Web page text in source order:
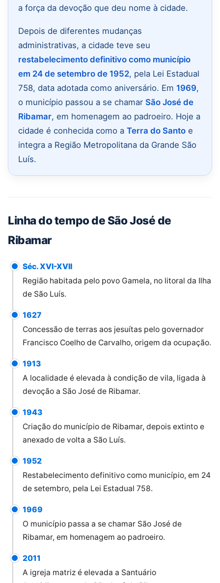
a força da devoção que deu nome à cidade.
Depois de diferentes mudanças
administrativas, a cidade teve seu
restabelecimento definitivo como município
em 24 de setembro de 1952, pela Lei Estadual
758, data adotada como aniversário. Em 1969,
o município passou a se chamar São José de
Ribamar, em homenagem ao padroeiro. Hoje a
cidade é conhecida como a Terra do Santo e
integra a Região Metropolitana da Grande São
Luís.
Linha do tempo de São José de
Ribamar
Séc. XVI-XVII
Região habitada pelo povo Gamela, no litoral da Ilha
de São Luís.
1627
Concessão de terras aos jesuítas pelo governador
Francisco Coelho de Carvalho, origem da ocupação.
1913
A localidade é elevada à condição de vila, ligada à
devoção a São José de Ribamar.
1943
Criação do município de Ribamar, depois extinto e
anexado de volta a São Luís.
1952
Restabelecimento definitivo como município, em 24
de setembro, pela Lei Estadual 758.
1969
O município passa a se chamar São José de
Ribamar, em homenagem ao padroeiro.
2011
A igreja matriz é elevada a Santuário